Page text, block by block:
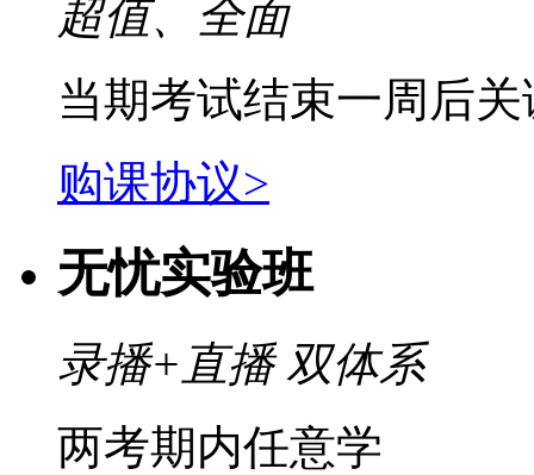
超值、全面
当期考试结束一周后关
购课协议>
无忧实验班
录播+直播 双体系
两考期内任意学